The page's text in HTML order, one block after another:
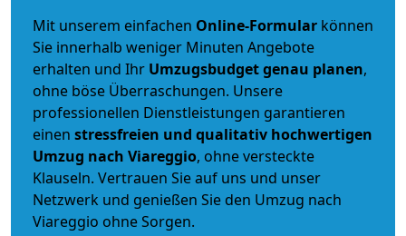
Mit unserem einfachen Online-Formular können
Sie innerhalb weniger Minuten Angebote
erhalten und Ihr Umzugsbudgetgenau planen,
ohne böse Überraschungen. Unsere
professionellen Dienstleistungen garantieren
einen stressfreien und qualitativ hochwertigen
Umzug nach Viareggio, ohne versteckte
Klauseln. Vertrauen Sie auf uns und unser
Netzwerk und genießen Sie den Umzug nach
Viareggio ohne Sorgen.